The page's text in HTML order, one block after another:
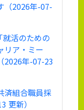
（2026年-07-
活のための
リア・ミー
2026年-07-23
済組合職員採
更新）